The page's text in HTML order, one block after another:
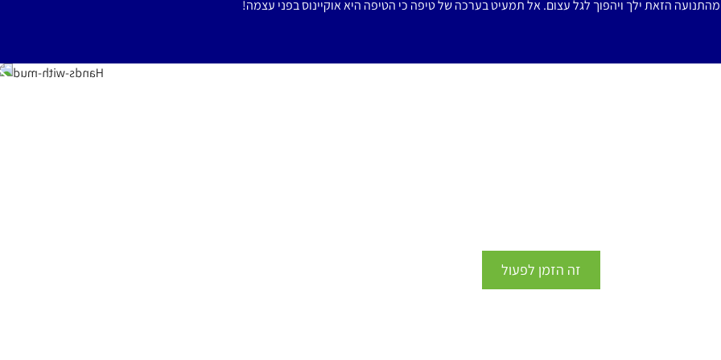
owned by
website or
הזאת ילך ויהפוך לגל עצום. אל תמעיט בערכה של טיפה כי הטיפה היא אוקיינוס בפני עצמה!
זה הזמן לפעול